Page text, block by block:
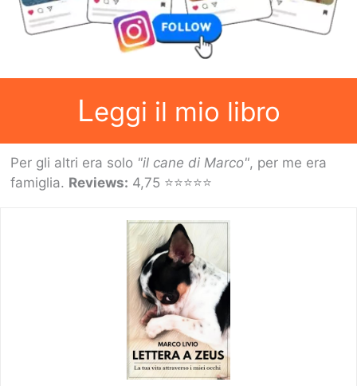
Leggi il mio libro
Per gli altri era solo "il cane di Marco", per me era
famiglia. Reviews: 4,75 ⭐⭐⭐⭐⭐